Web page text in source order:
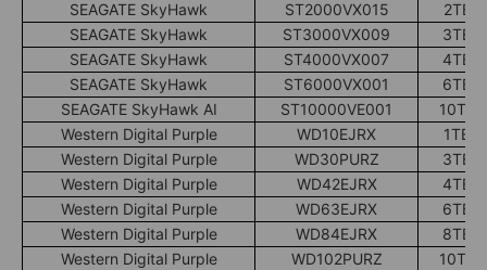
SEAGATE SkyHawk
ST2000VX015
2TB
SEAGATE SkyHawk
ST3000VX009
3TB
SEAGATE SkyHawk
ST4000VX007
4TB
SEAGATE SkyHawk
ST6000VX001
6TB
SEAGATE SkyHawk AI
ST10000VE001
10TB
Western Digital Purple
WD10EJRX
1TB
Western Digital Purple
WD30PURZ
3TB
Western Digital Purple
WD42EJRX
4TB
Western Digital Purple
WD63EJRX
6TB
Western Digital Purple
WD84EJRX
8TB
Western Digital Purple
WD102PURZ
10TB